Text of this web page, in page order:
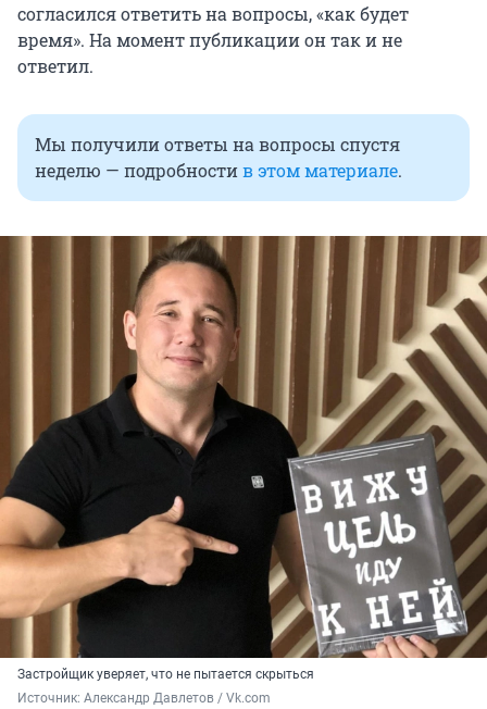
согласился ответить на вопросы, «как будет
время». На момент публикации он так и не
ответил.
Мы получили ответы на вопросы спустя
неделю — подробностив этом материале.
Застройщик уверяет, что не пытается скрыться
Источник: Александр Давлетов / Vk.com